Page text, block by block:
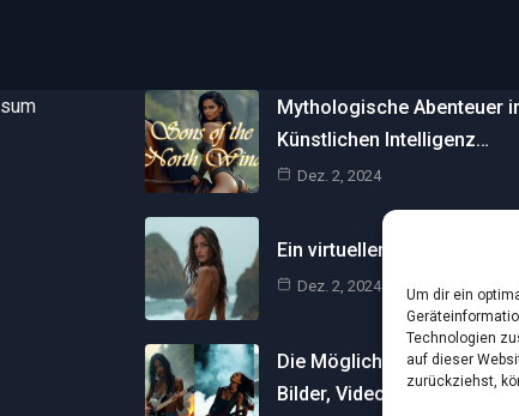
Um dir ein
Technologien
auf dieser
zurückziehst,
Mythologische Abenteuer
Künstlichen Intelligenz…
Dez. 2, 2024
Ein virtueller Traum am
Dez. 2, 2024
Die Möglichkeiten der
Bilder, Videos und…